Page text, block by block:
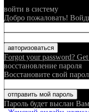
войти в систему
Добро пожаловать!
Forgot your password?
восстановление пароля
Восстановите свой
Пароль будет выслан